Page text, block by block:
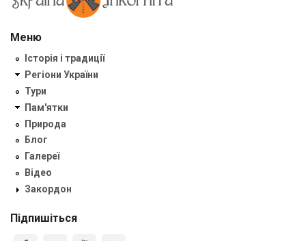
Меню
Історія і традиції
Регіони України
Тури
Пам'ятки
Природа
Блог
Галереї
Відео
Закордон
Підпишіться